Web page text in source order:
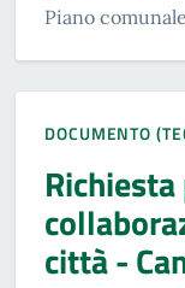
Piano
DOCUMENTO
città -